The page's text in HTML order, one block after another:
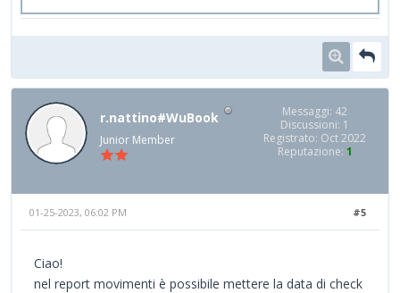
r.nattino#WuBook
Junior Member
Messaggi: 42
Discussioni: 1
Registrato: Oct 2022
Reputazione: 1
#5
01-25-2023, 06:02 PM
Ciao!
nel report movimenti è possibile mettere la data di check